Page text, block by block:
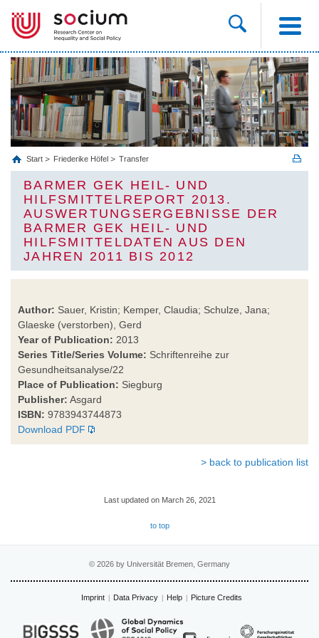
Start Friederike Höfel Transfer
BARMER GEK HEIL- UND
HILFSMITTELREPORT 2013.
AUSWERTUNGSERGEBNISSE DER
BARMER GEK HEIL- UND
HILFSMITTELDATEN AUS DEN
JAHREN 2011 BIS 2012
Author: Sauer, Kristin; Kemper, Claudia; Schulze, Jana;
Glaeske (verstorben), Gerd
Year of Publication: 2013
Series Title/Series Volume: Schriftenreihe zur
Gesundheitsanalyse/22
Place of Publication: Siegburg
Publisher: Asgard
ISBN: 9783943744873
Download PDF
> back to publication list
Last updated on March 26, 2021
to top
© 2026 by Universität Bremen, Germany
Imprint Data Privacy Help Picture Credits